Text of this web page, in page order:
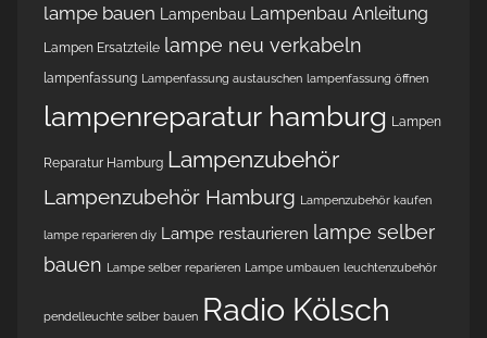
lampe bauen
Lampenbau Lampenbau Anleitung
Lampen Ersatzteile lampe neu verkabeln
lampenfassung Lampenfassung austauschen lampenfassung öffnen
lampenreparatur hamburg Lampen
Reparatur Hamburg Lampenzubehör
Lampenzubehör Hamburg Lampenzubehör kaufen
lampe reparieren diy Lampe restaurieren lampe selber
bauen Lampe selber reparieren Lampe umbauen leuchtenzubehör
pendelleuchte selber bauen Radio Kölsch